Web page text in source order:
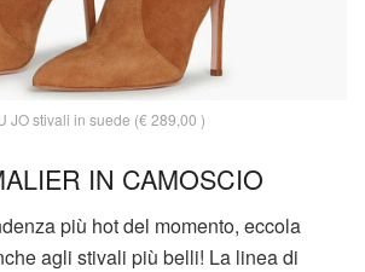
JO stivali in suede (€ 289,00 )
IN CAMOSCIO
più hot del momento, eccola
agli stivali più belli! La linea di